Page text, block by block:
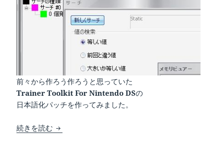
前々から作ろう作ろうと思っていた
Trainer Toolkit For Nintendo DSの
日本語化パッチを作ってみました。
続きを読む Trainer Toolkit For Nintendo DSの日本語化パ